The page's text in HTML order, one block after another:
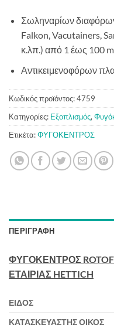
Σωληναρίων
Falkon, Vacutainers,
κ.λπ.) από 1 έως 100
Αντικειμενοφόρων
Κωδικός προϊόντος:4759
Κατηγορίες: Εξοπλισμός,
Ετικέτα:ΦΥΓΟΚΕΝΤΡΟΣ
ΠΕΡΙΓΡΑΦΉ
ΦΥΓΟΚΕΝΤΡΟΣ
ΕΤΑΙΡΙΑΣ HETTICH
ΕΙΔΟΣ
ΚΑΤΑΣΚΕΥΑΣΤΗΣ ΟΙΚΟΣ